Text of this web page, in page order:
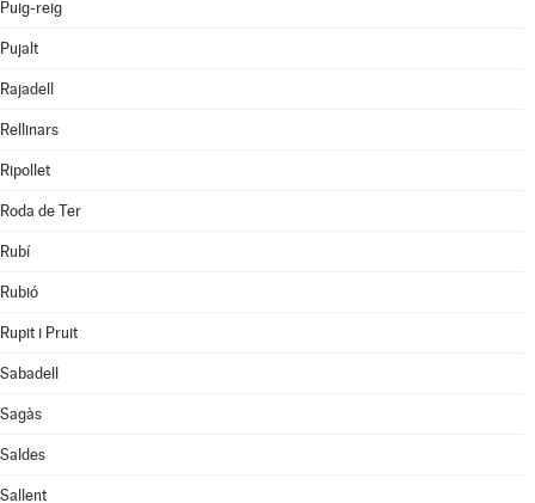
Puig-reig
Pujalt
Rajadell
Rellinars
Ripollet
Roda de Ter
Rubí
Rubió
Rupit i Pruit
Sabadell
Sagàs
Saldes
Sallent